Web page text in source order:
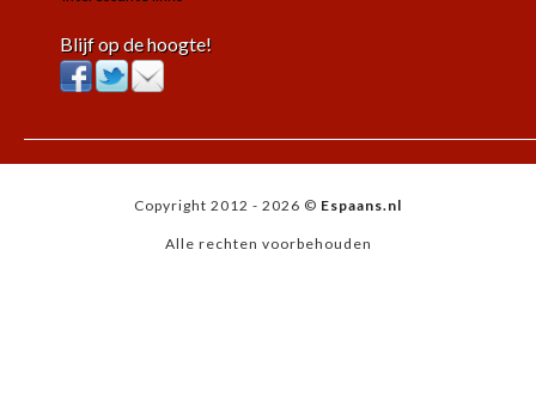
Blijf op de hoogte!
Copyright 2012 - 2026 © Espaans.nl
Alle rechten voorbehouden